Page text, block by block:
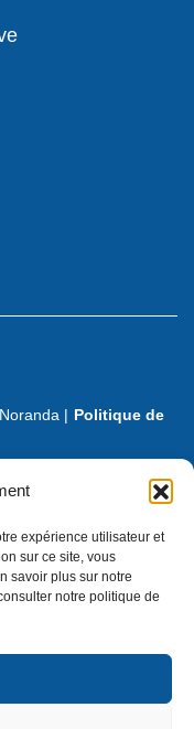
expérience utilisateur et
sur ce site, vous
savoir plus sur notre
notre politique de
| Politique de